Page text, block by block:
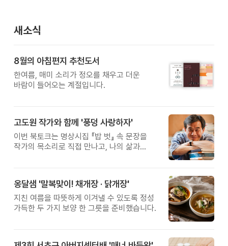
새소식
8월의 아침편지 추천도서
한여름, 매미 소리가 정오를 채우고 더운
바람이 들어오는 계절입니다.
고도원 작가와 함께 '풍덩 사랑하자'
이번 북토크는 명상시집 『밥 벗』 속 문장을
작가의 목소리로 직접 만나고, 나의 삶과
옹달샘 '말복맞이! 채개장 · 닭개장'
지친 여름을 따뜻하게 이겨낼 수 있도록 정성
가득한 두 가지 보양 한 그릇을 준비했습니다.